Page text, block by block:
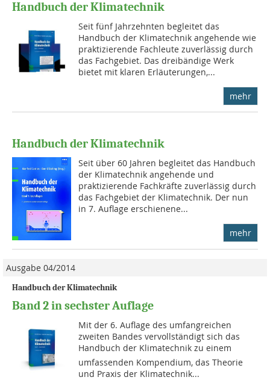
Handbuch der Klimatechnik
Seit fünf Jahrzehnten begleitet das
Handbuch der Klimatechnik angehende wie
praktizierende Fachleute zuverlässig durch
das Fachgebiet. Das dreibändige Werk
bietet mit klaren Erläuterungen,...
mehr
Handbuch der Klimatechnik
Seit über 60 Jahren begleitet das Handbuch
der Klimatechnik angehende und
praktizierende Fachkräfte zuverlässig durch
das Fachgebiet der Klimatechnik. Der nun
in 7. Auflage erschienene...
mehr
Ausgabe 04/2014
Handbuch der Klimatechnik
Band 2 in sechster Auflage
Mit der 6. Auf­lage des umfang­rei­chen
zweiten Bandes vervollständigt sich das
Handbuch der Kli­matechnik zu ei­nem
umfassenden Kom­pendium, das Theo­rie
und Praxis der Klimatechnik...